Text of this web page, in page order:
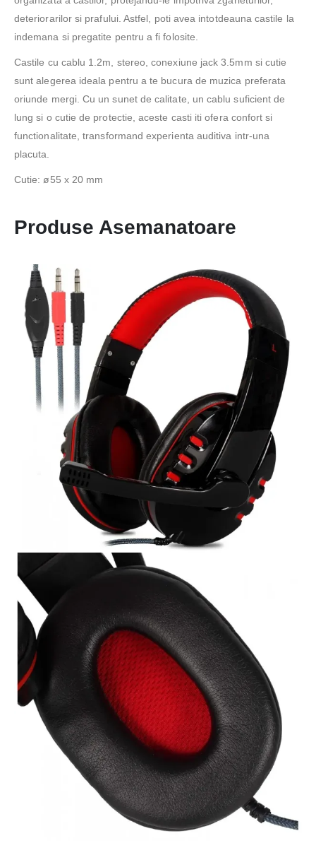
deteriorarilor si prafului. Astfel, poti avea intotdeauna castile la
indemana si pregatite pentru a fi folosite.
Castile cu cablu 1.2m, stereo, conexiune jack 3.5mm si cutie
sunt alegerea ideala pentru a te bucura de muzica preferata
oriunde mergi. Cu un sunet de calitate, un cablu suficient de
lung si o cutie de protectie, aceste casti iti ofera confort si
functionalitate, transformand experienta auditiva intr-una
placuta.
Cutie: ø55 x 20 mm
Produse Asemanatoare